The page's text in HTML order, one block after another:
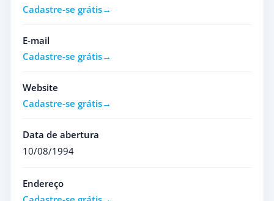
Cadastre-se grátis
E-mail
Cadastre-se grátis
Website
Cadastre-se grátis
Data de abertura
10/08/1994
Endereço